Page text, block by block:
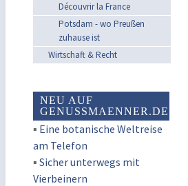
Découvrir la France
Potsdam - wo Preußen
zuhause ist
Wirtschaft & Recht
NEU AUF
GENUSSMAENNER.DE
▪ Eine botanische Weltreise
am Telefon
▪ Sicher unterwegs mit
Vierbeinern